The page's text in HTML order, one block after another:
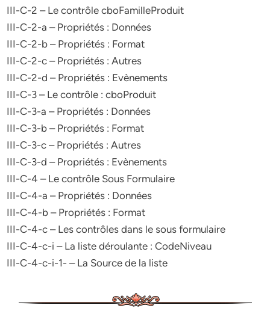
III-C-2 – Le contrôle cboFamilleProduit
III-C-2-a – Propriétés : Données
III-C-2-b – Propriétés : Format
III-C-2-c – Propriétés : Autres
III-C-2-d – Propriétés : Evènements
III-C-3 – Le contrôle : cboProduit
III-C-3-a – Propriétés : Données
III-C-3-b – Propriétés : Format
III-C-3-c – Propriétés : Autres
III-C-3-d – Propriétés : Evènements
III-C-4 – Le contrôle Sous Formulaire
III-C-4-a – Propriétés : Données
III-C-4-b – Propriétés : Format
III-C-4-c – Les contrôles dans le sous formulaire
III-C-4-c-i – La liste déroulante : CodeNiveau
III-C-4-c-i-1- – La Source de la liste